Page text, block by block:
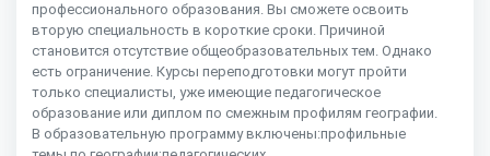
профессионального образования. Вы сможете освоить
вторую специальность в короткие сроки. Причиной
становится отсутствие общеобразовательных тем. Однако
есть ограничение. Курсы переподготовки могут пройти
только специалисты, уже имеющие педагогическое
образование или диплом по смежным профилям географии.
В образовательную программу включены:профильные